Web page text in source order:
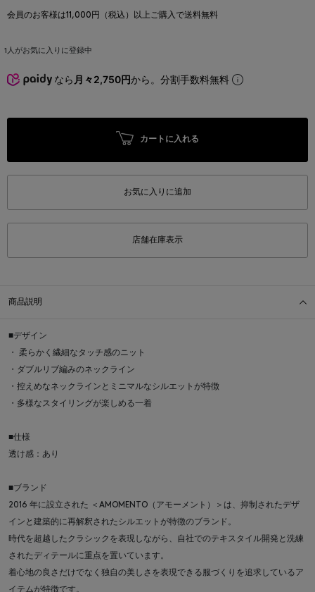
会員のお客様は11,000円（税込）以上ご購入で送料無料
1 人がお気に入りに登録中
なら 月々2,750円から。分割手数料無料
カートに入れる
お気に入りに追加
店舗在庫表示
商品説明
■デザイン
・ 柔らかく繊細なタッチ感のニット
・ダブルリブ編みのネックライン
・控えめなネックラインとミニマルなシルエットが特徴
・多様なスタイリングが楽しめる一着
■仕様
透け感：あり
■ブランド
2016 年に設立された ＜AMOMENTO（アモーメント）＞は、抑制されたデザ
インと建築的に再解釈されたシルエットが特徴のブランド。
時代を超越したクラシックを表現しながら、自社でのテキスタイル開発と洗練
されたディテールに重点を置いています。
着心地の良さだけでなく独自の美しさを表現できる服づくりを追求しているア
イテムが特徴です。